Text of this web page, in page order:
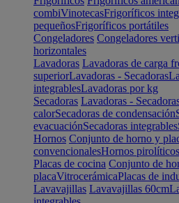
combiVinotecasFrigoríficos
pequeñosFrigoríficos portátiles
Congeladores Congeladores
horizontales
Lavadoras Lavadoras de carga
superiorLavadoras - Secadoras
integrablesLavadoras por kg
Secadoras Lavadoras -
calorSecadoras de condensación
evacuaciónSecadoras integrables
Hornos Conjunto de horno y
convencionalesHornos pirolíticos
Placas de cocina Conjunto de
placaVitrocerámicaPlacas de
Lavavajillas Lavavajillas 60cm